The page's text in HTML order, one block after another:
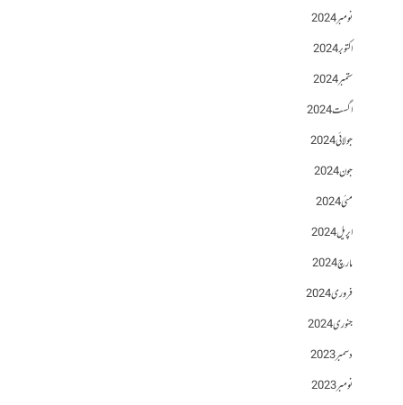
نومبر 2024
اکتوبر 2024
ستمبر 2024
اگست 2024
جولائی 2024
جون 2024
مئی 2024
اپریل 2024
مارچ 2024
فروری 2024
جنوری 2024
دسمبر 2023
نومبر 2023